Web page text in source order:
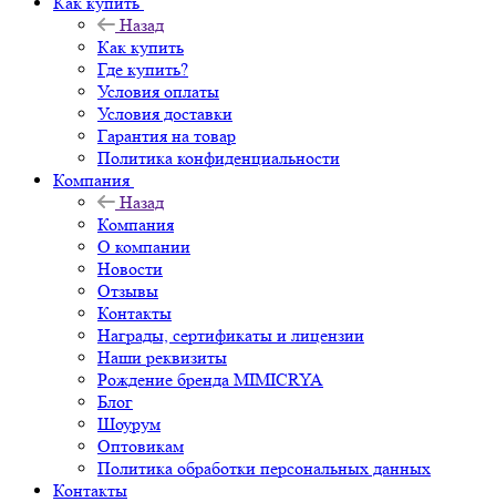
Назад
Как купить
Где купить?
Условия оплаты
Условия доставки
Гарантия на товар
Политика конфиденциальности
Компания
Назад
Компания
О компании
Новости
Отзывы
Контакты
Награды, сертификаты и лицензии
Наши реквизиты
Рождение бренда MIMICRYA
Блог
Шоурум
Оптовикам
Политика обработки персональных данных
Контакты